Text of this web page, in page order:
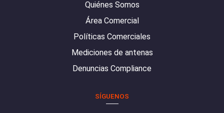
Quiénes Somos
Área Comercial
Políticas Comerciales
Mediciones de antenas
Denuncias Compliance
SÍGUENOS